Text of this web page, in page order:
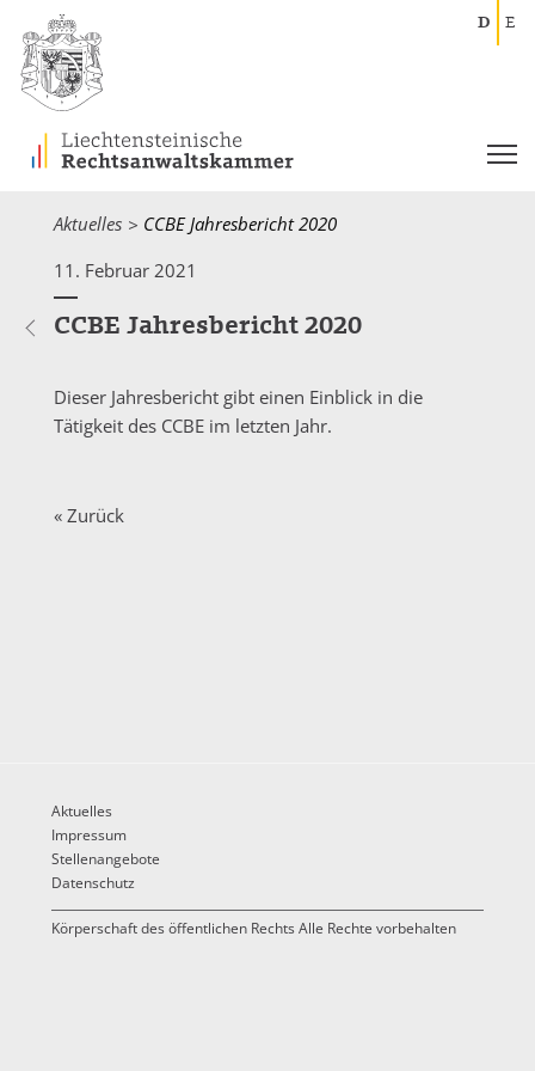
D E
Aktuelles Current:
CCBE Jahresbericht 2020
11. Februar 2021
CCBE Jahresbericht 2020
Dieser Jahresbericht gibt einen Einblick in die
Tätigkeit des CCBE im letzten Jahr.
« Zurück
Aktuelles
Impressum
Stellenangebote
Datenschutz
Körperschaft des öffentlichen Rechts Alle Rechte vorbehalten